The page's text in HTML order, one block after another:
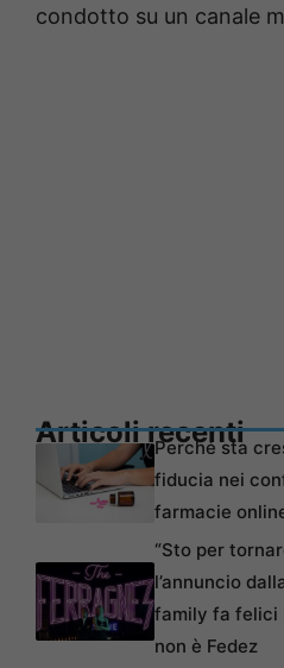
condotto su un canale
Articoli recenti
Perché sta
fiducia nei
farmacie
“Sto per
l’annuncio
family fa felici
non è Fedez